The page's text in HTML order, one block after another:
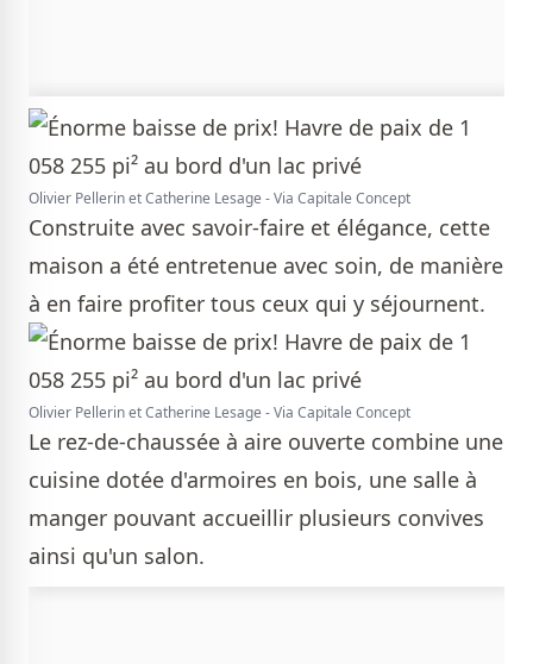
Olivier Pellerin et Catherine Lesage - Via Capitale Concept
Construite avec savoir-faire et élégance, cette
maison a été entretenue avec soin, de manière
à en faire profiter tous ceux qui y séjournent.
Olivier Pellerin et Catherine Lesage - Via Capitale Concept
Le rez-de-chaussée à aire ouverte combine une
cuisine dotée d'armoires en bois, une salle à
manger pouvant accueillir plusieurs convives
ainsi qu'un salon.